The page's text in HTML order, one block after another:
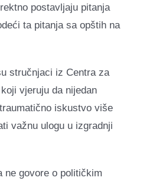
postavljaju pitanja
ta pitanja sa opštih na
stručnjaci iz Centra za
vjeruju da nijedan
iskustvo više
važnu ulogu u izgradnji
ne govore o političkim